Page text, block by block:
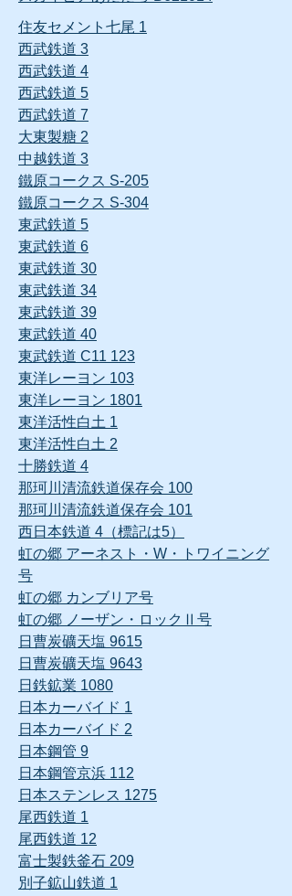
住友セメント七尾 1
西武鉄道 3
西武鉄道 4
西武鉄道 5
西武鉄道 7
大東製糖 2
中越鉄道 3
鐵原コークス S-205
鐵原コークス S-304
東武鉄道 5
東武鉄道 6
東武鉄道 30
東武鉄道 34
東武鉄道 39
東武鉄道 40
東武鉄道 C11 123
東洋レーヨン 103
東洋レーヨン 1801
東洋活性白土 1
東洋活性白土 2
十勝鉄道 4
那珂川清流鉄道保存会 100
那珂川清流鉄道保存会 101
西日本鉄道 4（標記は5）
虹の郷 アーネスト・W・トワイニング
号
虹の郷 カンブリア号
虹の郷 ノーザン・ロックⅡ号
日曹炭礦天塩 9615
日曹炭礦天塩 9643
日鉄鉱業 1080
日本カーバイド 1
日本カーバイド 2
日本鋼管 9
日本鋼管京浜 112
日本ステンレス 1275
尾西鉄道 1
尾西鉄道 12
富士製鉄釜石 209
別子鉱山鉄道 1